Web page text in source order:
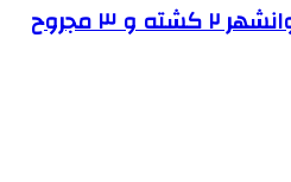
تصادف در محور انزلی-رضوانشهر ۲ کشته و ۳ مجروح